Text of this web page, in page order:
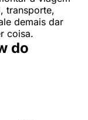
transporte,
demais dar
coisa.
do